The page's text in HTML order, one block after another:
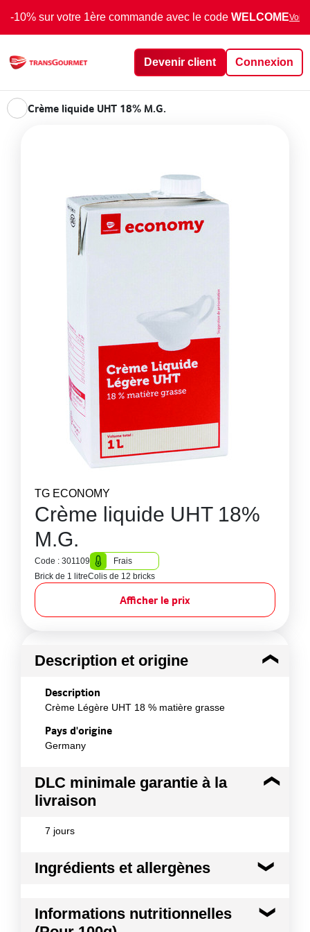
-10% sur votre 1ère commande avec le code WELCOMEVoir
Devenir client Connexion
Crème liquide UHT 18% M.G.
TG ECONOMY
Crème liquide UHT 18%
M.G.
Code : 301109
Frais
Brick de 1 litreColis de 12 bricks
Afficher le prix
Description et origine
Description
Crème Légère UHT 18 % matière grasse
Pays d'origine
Germany
DLC minimale garantie à la
livraison
7 jours
Ingrédients et allergènes
Crème, amidon transformé: E 1422, émulsifiant: E
471, stabilisants: E 407, E 466
Informations nutritionnelles